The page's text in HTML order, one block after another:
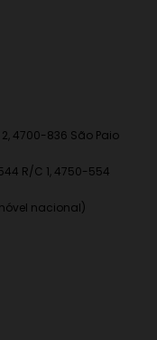
4700-836 São Paio
R/C 1, 4750-554
nacional)